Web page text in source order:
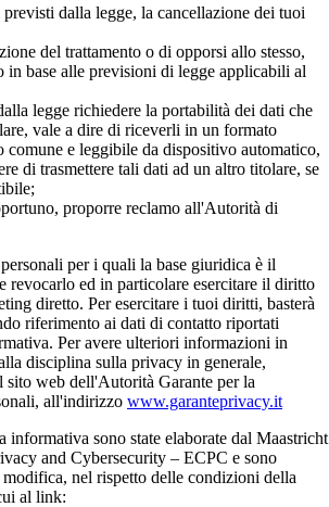
previsti dalla legge, la cancellazione dei tuoi
del trattamento o di opporsi allo stesso,
in base alle previsioni di legge applicabili al
legge richiedere la portabilità dei dati che
vale a dire di riceverli in un formato
comune e leggibile da dispositivo automatico,
di trasmettere tali dati ad un altro titolare, se
proporre reclamo all'Autorità di
per i quali la base giuridica è il
revocarlo ed in particolare esercitare il diritto
diretto. Per esercitare i tuoi diritti, basterà
riferimento ai dati di contatto riportati
Per avere ulteriori informazioni in
disciplina sulla privacy in generale,
web dell'Autorità Garante per la
all'indirizzo www.garanteprivacy.it
informativa sono state elaborate dal Maastricht
and Cybersecurity – ECPC e sono
nel rispetto delle condizioni della
al link: